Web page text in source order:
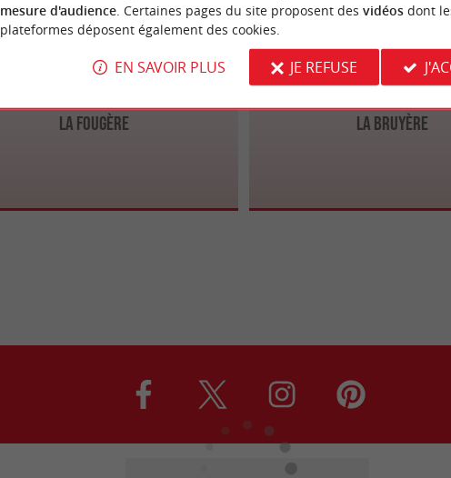
La Fougère La Bruyère
mesure d'audience. Certaines pages du site proposent des vidéosdont
plateformes déposent également des cookies.
EN SAVOIR PLUS JE REFUSE